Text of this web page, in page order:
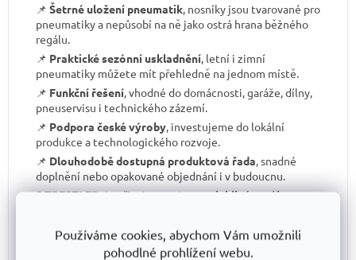
Používáme cookies, abychom Vám umožnili
pohodlné prohlížení webu.
📌 Šetrné uložení pneumatik, nosníky jsou tvarované pro
pneumatiky a nepůsobí na ně jako ostrá hrana běžného
regálu.
📌 Praktické sezónní uskladnění, letní i zimní
pneumatiky můžete mít přehledně na jednom místě.
📌 Funkční řešení, vhodné do domácnosti, garáže, dílny,
pneuservisu i technického zázemí.
📌 Podpora české výroby, investujeme do lokální
produkce a technologického rozvoje.
📌 Dlouhodobě dostupná produktová řada, snadné
doplnění nebo opakované objednání i v budoucnu.
S TRESTLESsi pořizujete nejenspolehlivý regál na